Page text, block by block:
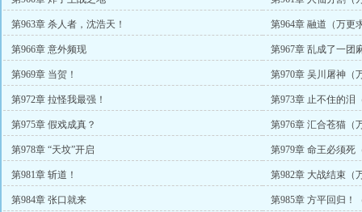
第963章 杀人者，沈浩天！ 第964章 融道（万更
第966章 意外频现 第967章 乱成了一团
第969章 当贺！ 第970章 吴川屠神（
第972章 拉怪我最强！ 第973章 止不住的泪
第975章 假戏成真？ 第976章 汇合苍猫（
第978章 “天坟”开启 第979章 命王必须死
第981章 斩道！ 第982章 大战结束（
第984章 张口就来 第985章 方平回归！